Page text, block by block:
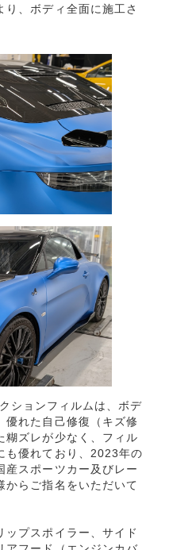
、ボディ全面に施工さ
ションフィルムは、ボデ
優れた自己修復（キズ修
糊ズレが少なく、フィル
も優れており、2023年の
産スポーツカー及びレー
からご指名をいただいて
ップスポイラー、サイド